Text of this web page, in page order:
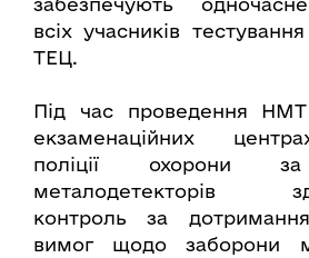
всіх учасників
ТЕЦ.
Під час проведення
екзаменаційних
поліції охорони
металодетекторів
контроль за
вимог щодо заборони